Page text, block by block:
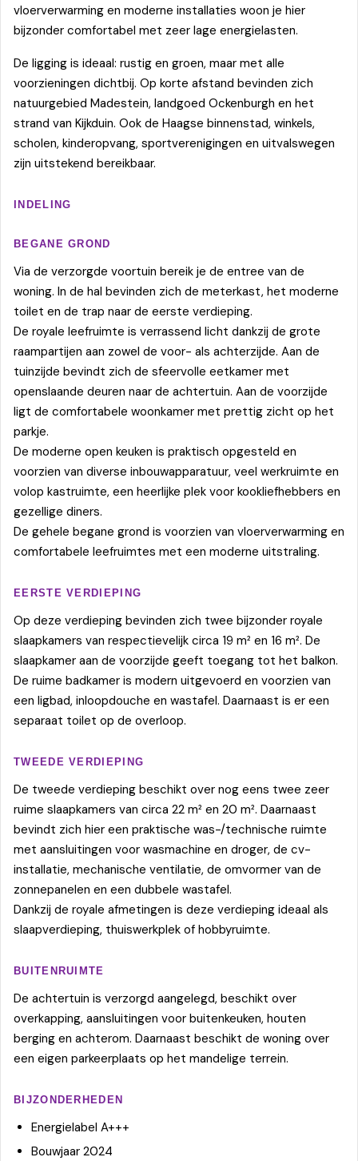
vloerverwarming en moderne installaties woon je hier
bijzonder comfortabel met zeer lage energielasten.
De ligging is ideaal: rustig en groen, maar met alle
voorzieningen dichtbij. Op korte afstand bevinden zich
natuurgebied Madestein, landgoed Ockenburgh en het
strand van Kijkduin. Ook de Haagse binnenstad, winkels,
scholen, kinderopvang, sportverenigingen en uitvalswegen
zijn uitstekend bereikbaar.
INDELING
BEGANE GROND
Via de verzorgde voortuin bereik je de entree van de
woning. In de hal bevinden zich de meterkast, het moderne
toilet en de trap naar de eerste verdieping.
De royale leefruimte is verrassend licht dankzij de grote
raampartijen aan zowel de voor- als achterzijde. Aan de
tuinzijde bevindt zich de sfeervolle eetkamer met
openslaande deuren naar de achtertuin. Aan de voorzijde
ligt de comfortabele woonkamer met prettig zicht op het
parkje.
De moderne open keuken is praktisch opgesteld en
voorzien van diverse inbouwapparatuur, veel werkruimte en
volop kastruimte, een heerlijke plek voor kookliefhebbers en
gezellige diners.
De gehele begane grond is voorzien van vloerverwarming en
comfortabele leefruimtes met een moderne uitstraling.
EERSTE VERDIEPING
Op deze verdieping bevinden zich twee bijzonder royale
slaapkamers van respectievelijk circa 19 m² en 16 m². De
slaapkamer aan de voorzijde geeft toegang tot het balkon.
De ruime badkamer is modern uitgevoerd en voorzien van
een ligbad, inloopdouche en wastafel. Daarnaast is er een
separaat toilet op de overloop.
TWEEDE VERDIEPING
De tweede verdieping beschikt over nog eens twee zeer
ruime slaapkamers van circa 22 m² en 20 m². Daarnaast
bevindt zich hier een praktische was-/technische ruimte
met aansluitingen voor wasmachine en droger, de cv-
installatie, mechanische ventilatie, de omvormer van de
zonnepanelen en een dubbele wastafel.
Dankzij de royale afmetingen is deze verdieping ideaal als
slaapverdieping, thuiswerkplek of hobbyruimte.
BUITENRUIMTE
De achtertuin is verzorgd aangelegd, beschikt over
overkapping, aansluitingen voor buitenkeuken, houten
berging en achterom. Daarnaast beschikt de woning over
een eigen parkeerplaats op het mandelige terrein.
BIJZONDERHEDEN
Energielabel A+++
Bouwjaar 2024